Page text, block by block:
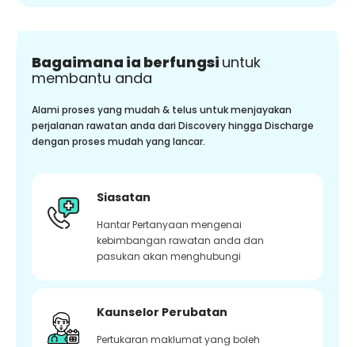
Bagaimana ia berfungsi untuk
membantu anda
Alami proses yang mudah & telus untuk menjayakan
perjalanan rawatan anda dari Discovery hingga Discharge
dengan proses mudah yang lancar.
Siasatan
Hantar Pertanyaan mengenai
kebimbangan rawatan anda dan
pasukan akan menghubungi
Kaunselor Perubatan
Pertukaran maklumat yang boleh